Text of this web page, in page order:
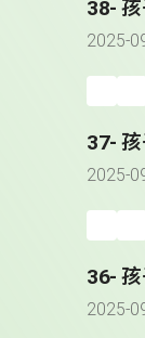
38-
2025-
37-
2025-
36-
2025-